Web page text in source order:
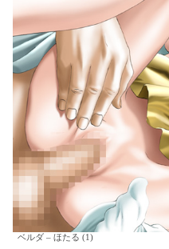
ベルダ – ほたる (1)